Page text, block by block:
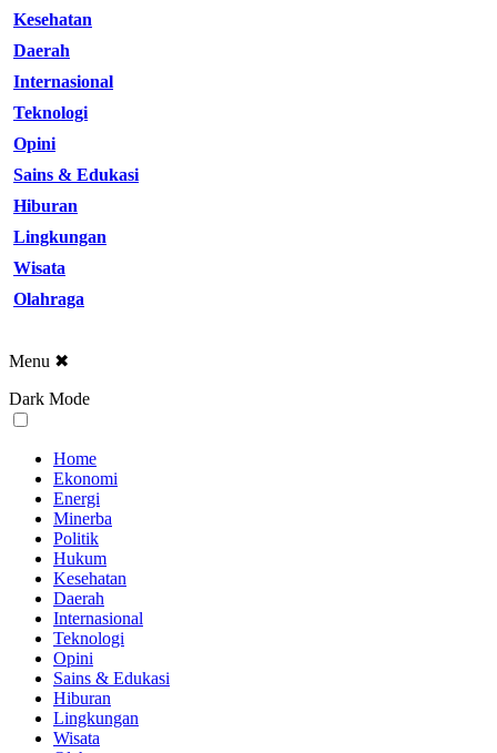
Kesehatan
Daerah
Internasional
Teknologi
Opini
Sains & Edukasi
Hiburan
Lingkungan
Wisata
Olahraga
Menu ✖
Dark Mode
Home
Ekonomi
Energi
Minerba
Politik
Hukum
Kesehatan
Daerah
Internasional
Teknologi
Opini
Sains & Edukasi
Hiburan
Lingkungan
Wisata